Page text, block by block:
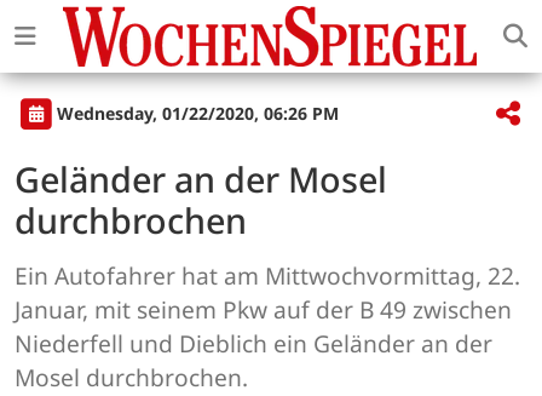
Wednesday, 01/22/2020, 06:26 PM
Geländer an der Mosel
durchbrochen
Ein Autofahrer hat am Mittwochvormittag, 22.
Januar, mit seinem Pkw auf der B 49 zwischen
Niederfell und Dieblich ein Geländer an der
Mosel durchbrochen.